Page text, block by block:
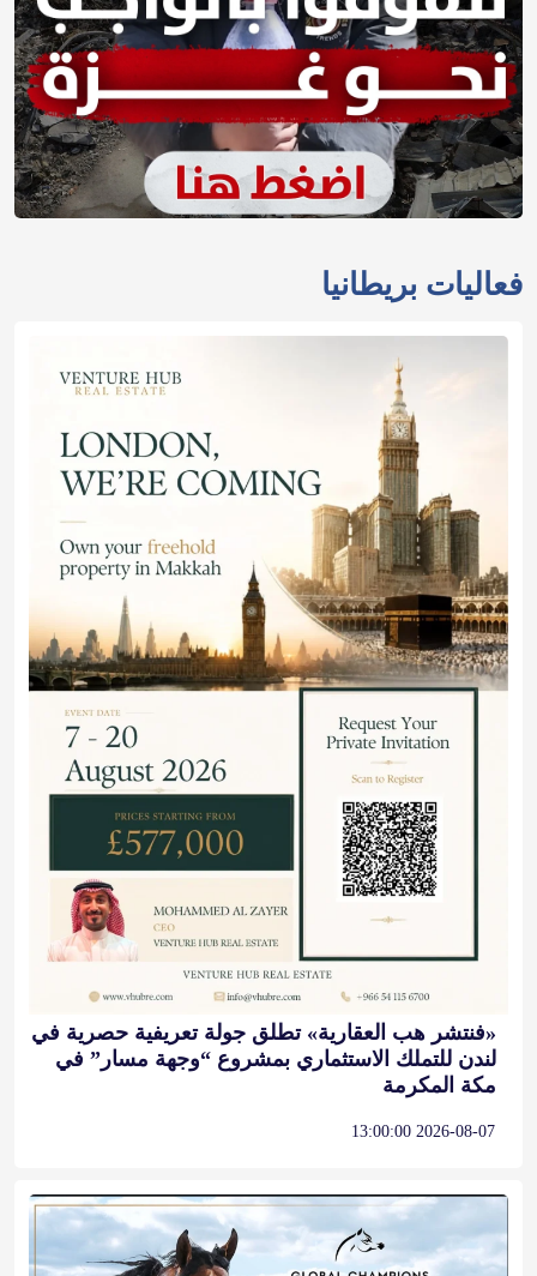
فعاليات بريطانيا
«فنتشر هب العقارية» تطلق جولة تعريفية حصرية في
لندن للتملك الاستثماري بمشروع “وجهة مسار” في
مكة المكرمة
2026-08-07 13:00:00